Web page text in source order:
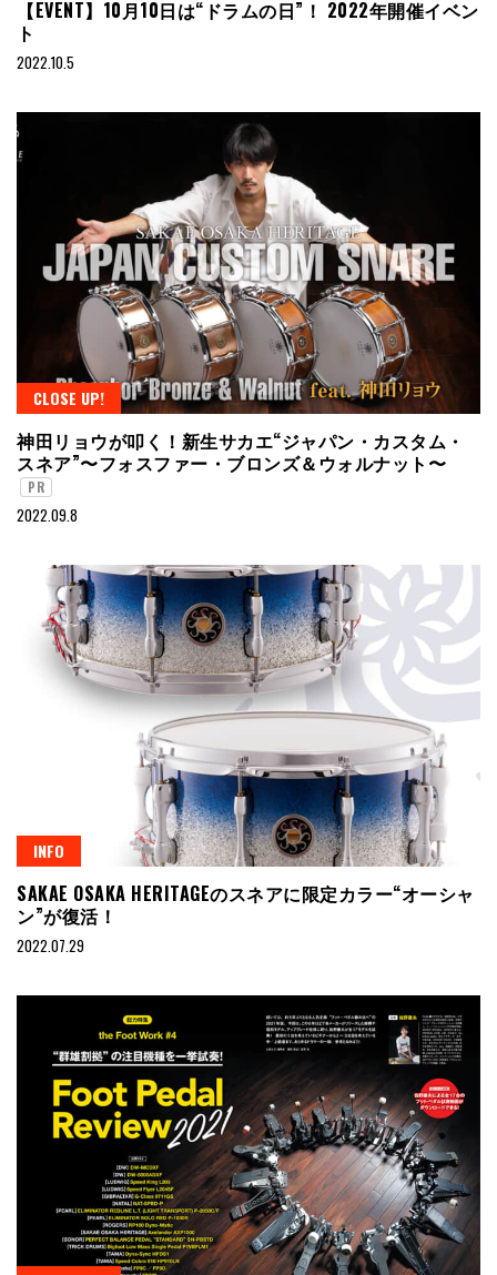
【EVENT】10月10日は“ドラムの日”！ 2022年開催イベン
ト
2022.10.5
CLOSE UP!
神田リョウが叩く！新生サカエ“ジャパン・カスタム・
スネア”〜フォスファー・ブロンズ＆ウォルナット〜
PR
2022.09.8
INFO
SAKAE OSAKA HERITAGEのスネアに限定カラー“オーシャ
ン”が復活！
2022.07.29